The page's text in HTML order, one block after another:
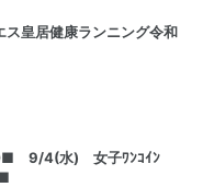
ス皇居健康ランニング令和
9/4(水) 女子ﾜﾝｺｲﾝ